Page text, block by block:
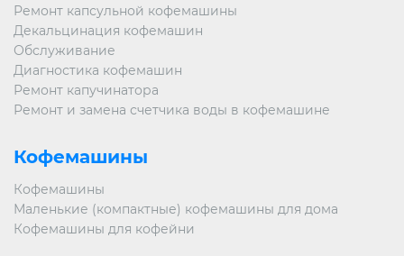
Ремонт капсульной кофемашины
Декальцинация кофемашин
Обслуживание
Диагностика кофемашин
Ремонт капучинатора
Ремонт и замена счетчика воды в кофемашине
Кофемашины
Кофемашины
Маленькие (компактные) кофемашины для дома
Кофемашины для кофейни